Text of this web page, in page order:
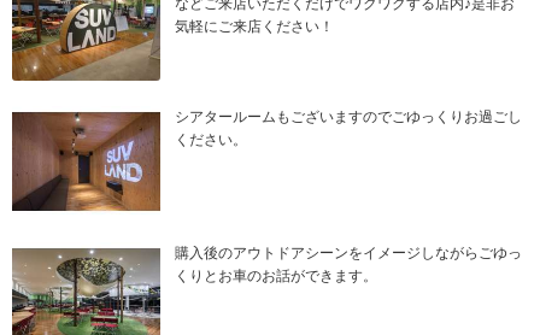
などご来店いただくだけでワクワクする店内♪是非お
気軽にご来店ください！
シアタールームもございますのでごゆっくりお過ごし
ください。
購入後のアウトドアシーンをイメージしながらごゆっ
くりとお車のお話ができます。